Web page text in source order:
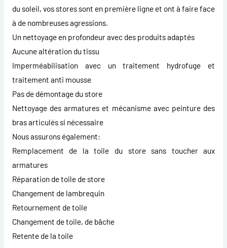
du soleil, vos stores sont en première ligne et ont à faire face
à de nombreuses agressions.
Un nettoyage en profondeur avec des produits adaptés
Aucune altération du tissu
Imperméabilisation avec un traitement hydrofuge et
traitement anti mousse
Pas de démontage du store
Nettoyage des armatures et mécanisme avec peinture des
bras articulés si nécessaire
Nous assurons également:
Remplacement de la toile du store sans toucher aux
armatures
Réparation de toile de store
Changement de lambrequin
Retournement de toile
Changement de toile, de bâche
Retente de la toile